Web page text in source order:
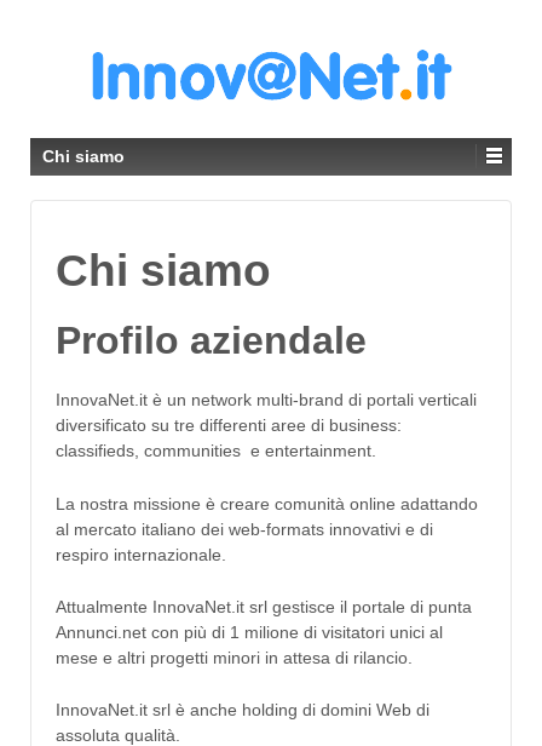
Chi siamo
Chi siamo
Profilo aziendale
InnovaNet.it è un network multi-brand di portali verticali
diversificato su tre differenti aree di business:
classifieds, communities e entertainment.
La nostra missione è creare comunità online adattando
al mercato italiano dei web-formats innovativi e di
respiro internazionale.
Attualmente InnovaNet.it srl gestisce il portale di punta
Annunci.net con più di 1 milione di visitatori unici al
mese e altri progetti minori in attesa di rilancio.
InnovaNet.it srl è anche holding di domini Web di
assoluta qualità.